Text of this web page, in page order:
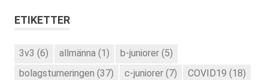
ETIKETTER
3v3 (6) allmänna (1) b-juniorer (5)
bolagsturneringen (37) c-juniorer (7) COVID19 (18)